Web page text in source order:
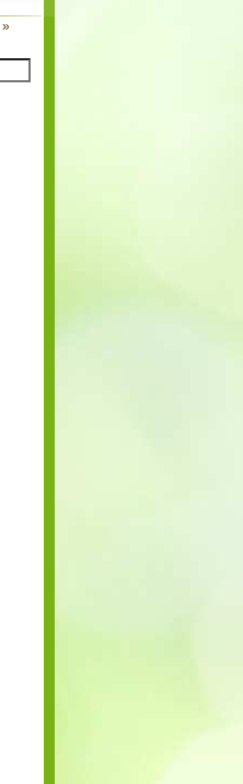
»